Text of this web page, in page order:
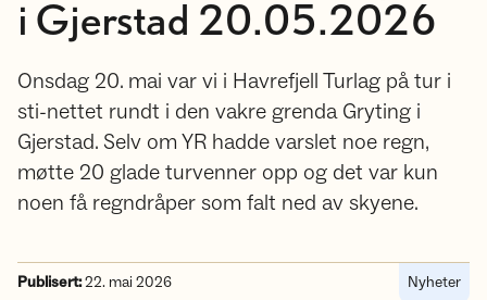
i Gjerstad 20.05.2026
Onsdag 20. mai var vi i Havrefjell Turlag på tur i
sti-nettet rundt i den vakre grenda Gryting i
Gjerstad. Selv om YR hadde varslet noe regn,
møtte 20 glade turvenner opp og det var kun
noen få regndråper som falt ned av skyene.
Publisert:22. mai 2026 Nyheter